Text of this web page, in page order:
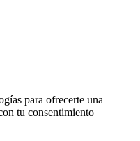
para ofrecerte una
tu consentimiento